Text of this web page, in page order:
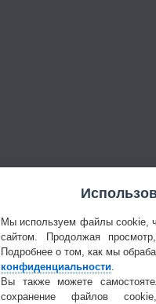
Мы используем файлы cookie,
сайтом. Продолжая
Подробнее о том, как мы
конфиденциальности
Вы также можете
сохранение файлов